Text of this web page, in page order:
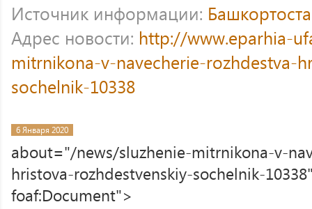
Источник информации:
Адрес новости: http://www.eparhia-
mitrnikona-v-navecherie-rozhdestva-
sochelnik-10338
6 Января 2020
about="/news/sluzhenie-mitrnikona-v-
hristova-rozhdestvenskiy-sochelnik-
foaf:Document">